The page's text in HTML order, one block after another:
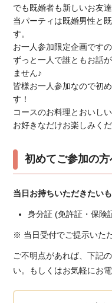
でも既婚者も新しいお友
当パーティは既婚男性と
す。
お一人参加限定企画です
ずっと一人で誰ともお話
ません♪
皆様お一人参加なので初
す！
コースのお料理とおいし
お好きなだけお楽しみくだ
初めてご参加の方
当日お持ちいただきたい
身分証 (免許証・保険
※ 当日受付でご提示いた
ご不明点があれば、下記
い。もしくはお気軽にお